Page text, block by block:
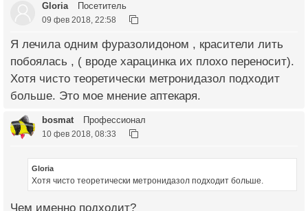
Gloria Посетитель
09 фев 2018, 22:58
Я лечила одним фуразолидоном , красители лить
побоялась , ( вроде харацинка их плохо переносит).
Хотя чисто теоретически метронидазол подходит
больше. Это мое мнение аптекаря.
bosmat Профессионал
10 фев 2018, 08:33
Gloria
Хотя чисто теоретически метронидазол подходит больше.
Чем именно подходит?